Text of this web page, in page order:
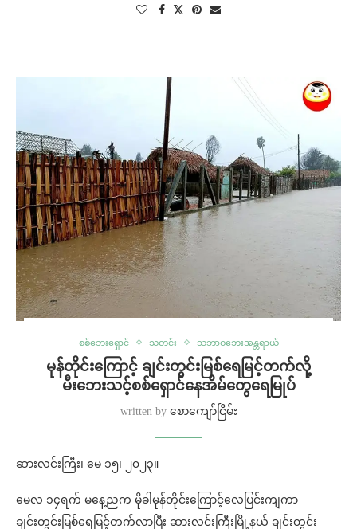
စစ်ဘေးရှောင် သတင်း သဘာဝဘေးအန္တရာယ်
မုန်တိုင်းကြောင့် ချင်းတွင်းမြစ်ရေမြင့်တက်လို့
မီးဘေးသင့်စစ်ရှောင်နေအိမ်တွေရေမြုပ်
written by စောကျော်ငြိမ်း
ဆားလင်းကြီး၊ မေ ၁၅၊ ၂၀၂၃။
မေလ ၁၄ရက် မနေ့ညက မိုခါမုန်တိုင်းကြောင့်လေပြင်းကျကာ
ချင်းတွင်းမြစ်ရေမြင့်တက်လာပြီး ဆားလင်းကြီးမြို့နယ် ချင်းတွင်း